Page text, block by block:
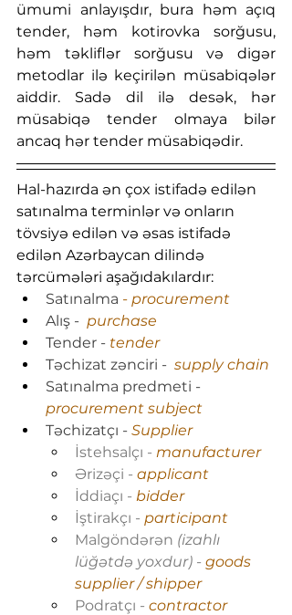
ümumi anlayışdır, bura həm açıq
tender, həm kotirovka sorğusu,
həm təkliflər sorğusu və digər
metodlar ilə keçirilən müsabiqələr
aiddir. Sadə dil ilə desək, hər
müsabiqə tender olmaya bilər
ancaq hər tender müsabiqədir.
Hal-hazırda ən çox istifadə edilən
satınalma terminlər və onların
tövsiyə edilən və əsas istifadə
edilən Azərbaycan dilində
tərcümələri aşağıdakılardır:
Satınalma - procurement
Alış - purchase
Tender - tender
Təchizat zənciri - supply chain
Satınalma predmeti -
procurement subject
Təchizatçı - Supplier
İstehsalçı - manufacturer
Ərizəçi - applicant
İddiaçı - bidder
İştirakçı - participant
Malgöndərən (izahlı
lüğətdə yoxdur) - goods
supplier / shipper
Podratçı - contractor